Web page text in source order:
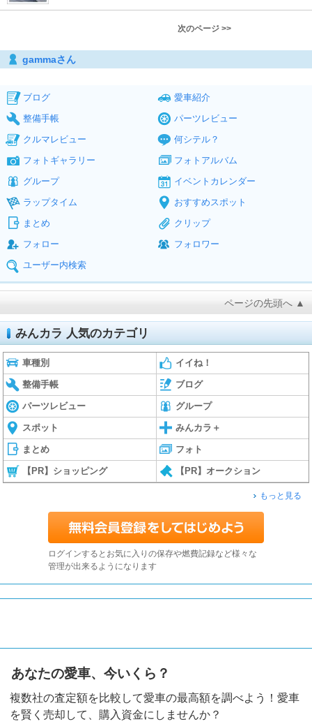
次のページ >>
gammaさん
ブログ
愛車紹介
整備手帳
パーツレビュー
クルマレビュー
何シテル？
フォトギャラリー
フォトアルバム
グループ
イベントカレンダー
ラップタイム
おすすめスポット
まとめ
クリップ
フォロー
フォロワー
ユーザー内検索
ページの先頭へ ▲
みんカラ 人気のカテゴリ
車種別 イイね！
整備手帳 ブログ
パーツレビュー グループ
スポット みんカラ＋
まとめ フォト
【PR】ショッピング 【PR】オークション
もっと見る
ログインするとお気に入りの保存や燃費記録など様々な
管理が出来るようになります
あなたの愛車、今いくら？
複数社の査定額を比較して愛車の最高額を調べよう！愛車
を賢く売却して、購入資金にしませんか？